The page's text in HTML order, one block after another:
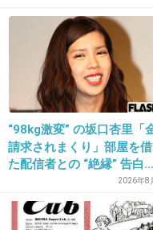
27. 匿名2026/07/07(火) 22:43:05
>>16
そもそもここの決
繰りがやばい証だ
まともな店はリク
“98kg激変” の坂口杏里「
請求されまくり」部屋を借
た配信者との “絶縁” 告白
信者側は「逃げられた」
放置に怒り心頭
2026年8